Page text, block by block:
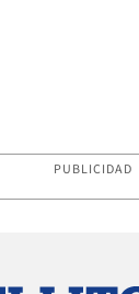
PUBLICIDAD